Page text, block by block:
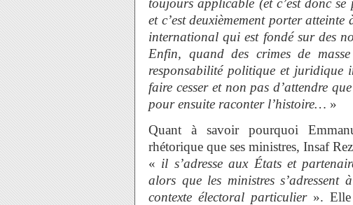
toujours applicable (et c’est donc
et c’est deuxièmement porter
international qui est fondé sur des
Enfin, quand des crimes de
responsabilité politique et juridique
faire cesser et non pas d’attendre
pour ensuite raconter l’histoire… »
Quant à savoir pourquoi
rhétorique que ses ministres, Insaf
« il s’adresse aux États et
alors que les ministres
contexte électoral particulier ».